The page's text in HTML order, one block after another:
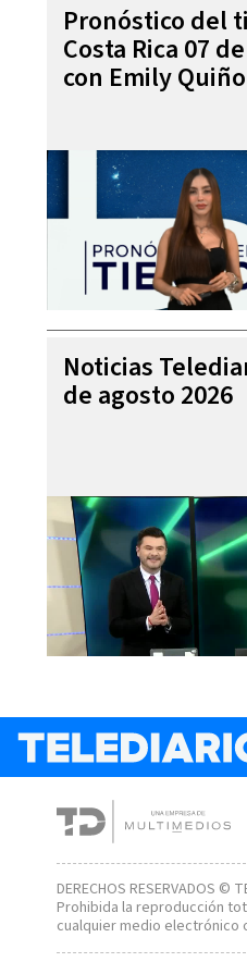
Pronóstico del
Costa Rica 07
con Emily
Noticias
de agosto 2026
DERECHOS RESERVADOS ©
Prohibida la reproducción
cualquier medio electrónico